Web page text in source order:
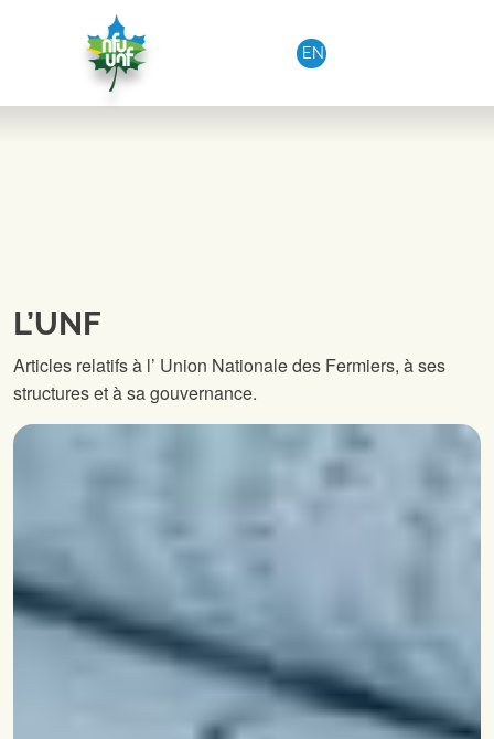
Aller au contenu
EN
L’UNF
Articles relatifs à l’ Union Nationale des Fermiers, à ses
structures et à sa gouvernance.